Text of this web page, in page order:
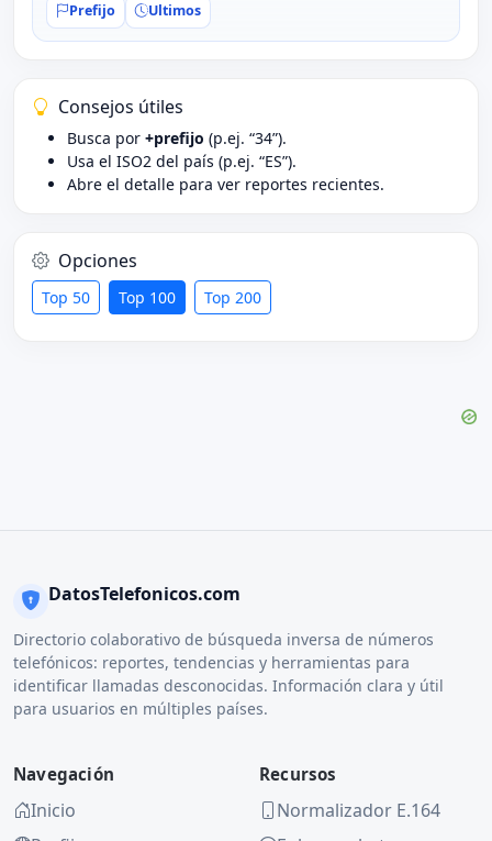
Prefijo Ultimos
Consejos útiles
Busca por +prefijo (p.ej. “34”).
Usa el ISO2 del país (p.ej. “ES”).
Abre el detalle para ver reportes recientes.
Opciones
Top 50 Top 100 Top 200
DatosTelefonicos.com
Directorio colaborativo de búsqueda inversa de números
telefónicos: reportes, tendencias y herramientas para
identificar llamadas desconocidas. Información clara y útil
para usuarios en múltiples países.
Navegación
Inicio
Recursos
Normalizador E.164